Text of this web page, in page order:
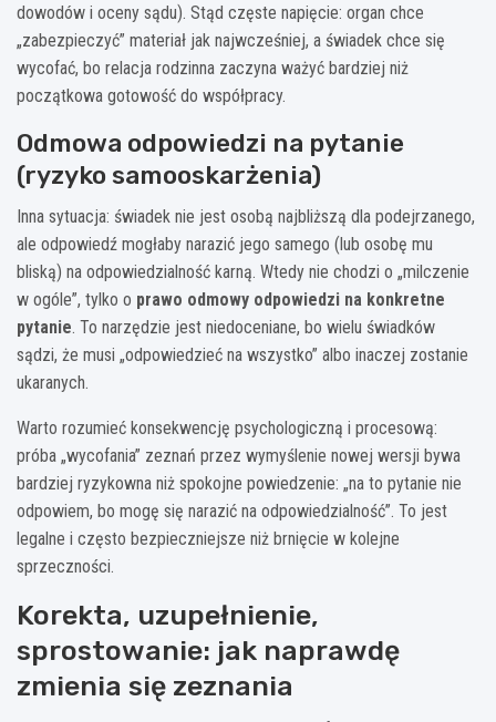
dowodów i oceny sądu). Stąd częste napięcie: organ chce
„zabezpieczyć” materiał jak najwcześniej, a świadek chce się
wycofać, bo relacja rodzinna zaczyna ważyć bardziej niż
początkowa gotowość do współpracy.
Odmowa odpowiedzi na pytanie
(ryzyko samooskarżenia)
Inna sytuacja: świadek nie jest osobą najbliższą dla podejrzanego,
ale odpowiedź mogłaby narazić jego samego (lub osobę mu
bliską) na odpowiedzialność karną. Wtedy nie chodzi o „milczenie
w ogóle”, tylko o prawo odmowy odpowiedzi na konkretne
pytanie. To narzędzie jest niedoceniane, bo wielu świadków
sądzi, że musi „odpowiedzieć na wszystko” albo inaczej zostanie
ukaranych.
Warto rozumieć konsekwencję psychologiczną i procesową:
próba „wycofania” zeznań przez wymyślenie nowej wersji bywa
bardziej ryzykowna niż spokojne powiedzenie: „na to pytanie nie
odpowiem, bo mogę się narazić na odpowiedzialność”. To jest
legalne i często bezpieczniejsze niż brnięcie w kolejne
sprzeczności.
Korekta, uzupełnienie,
sprostowanie: jak naprawdę
zmienia się zeznania